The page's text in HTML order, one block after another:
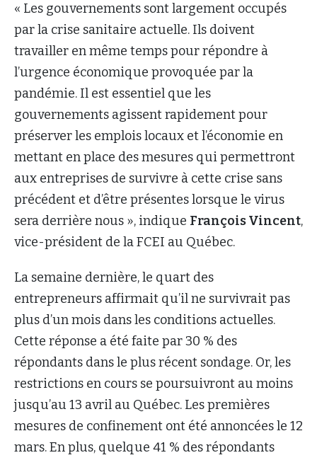
« Les gouvernements sont largement occupés
par la crise sanitaire actuelle. Ils doivent
travailler en même temps pour répondre à
l’urgence économique provoquée par la
pandémie. Il est essentiel que les
gouvernements agissent rapidement pour
préserver les emplois locaux et l’économie en
mettant en place des mesures qui permettront
aux entreprises de survivre à cette crise sans
précédent et d’être présentes lorsque le virus
sera derrière nous », indique François Vincent,
vice-président de la FCEI au Québec.
La semaine dernière, le quart des
entrepreneurs affirmait qu’il ne survivrait pas
plus d’un mois dans les conditions actuelles.
Cette réponse a été faite par 30 % des
répondants dans le plus récent sondage. Or, les
restrictions en cours se poursuivront au moins
jusqu’au 13 avril au Québec. Les premières
mesures de confinement ont été annoncées le 12
mars. En plus, quelque 41 % des répondants